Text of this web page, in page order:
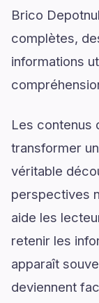
Brico
complètes,
informations
Les contenus
transformer
véritable
perspectives
aide les
retenir les
apparaît
deviennent